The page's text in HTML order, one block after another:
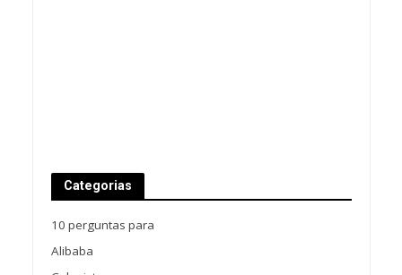
Categorias
10 perguntas para
Alibaba